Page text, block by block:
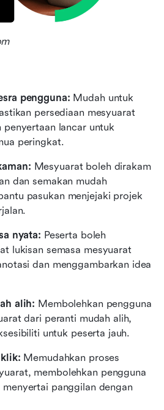
pengguna: Mudah untuk
persediaan mesyuarat
penyertaan lancar untuk
peringkat.
Mesyuarat boleh dirakam
dan semakan mudah
pasukan menjejaki projek
nyata: Peserta boleh
lukisan semasa mesyuarat
dan menggambarkan idea
alih: Membolehkan pengguna
dari peranti mudah alih,
untuk peserta jauh.
Memudahkan proses
membolehkan pengguna
menyertai panggilan dengan